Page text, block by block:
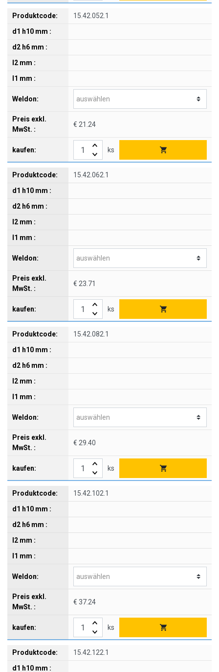
15.42.052.1
€ 21.24
ks
15.42.062.1
€ 23.71
ks
15.42.082.1
€ 29.40
ks
15.42.102.1
€ 37.24
ks
15.42.122.1